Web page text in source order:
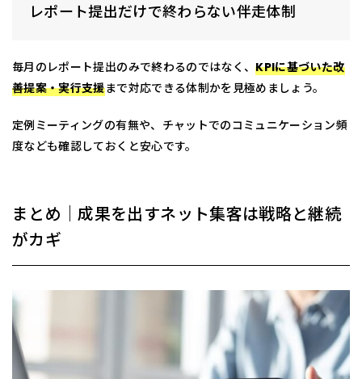
レポート提出だけで終わらない伴走体制
毎月のレポート提出のみで終わるのではなく、KPIに基づいた改
善提案・実行支援まで対応できる体制かを見極めましょう。
定例ミーティングの有無や、チャットでのコミュニケーション頻
度なども確認しておくと安心です。
まとめ｜成果を出すネット集客は戦略と継続
がカギ